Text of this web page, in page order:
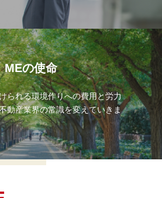
MEの使命
られる環境作りへの費用と労力
動産業界の常識を変えていきま